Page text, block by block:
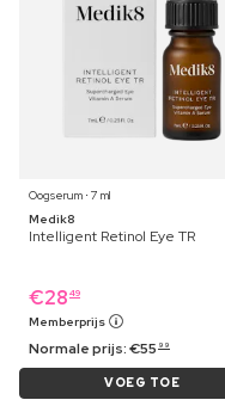
Oogserum ⋅ 7 ml
Medik8
Intelligent Retinol Eye TR
€28 49
Memberprijs
Normale prijs:€55 99
VOEG TOE